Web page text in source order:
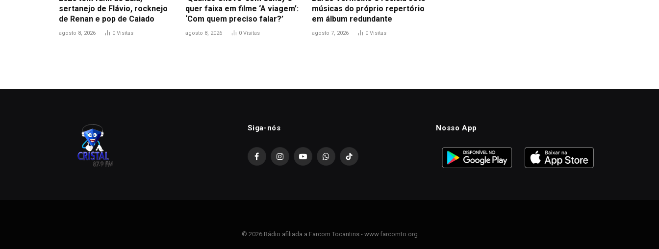
sertanejo de Flávio, rocknejo
de Renan e pop de Caiado
agosto 8, 2026 0 Visitas
quer faixa em filme ‘A viagem’:
‘Com quem preciso falar?’
agosto 8, 2026 0 Visitas
músicas do próprio repertório
em álbum redundante
agosto 7, 2026 0 Visitas
Siga-nós
FacebookInstagramYouTubeWhatsAppTikTok
Nosso App
© 2026 Rádio afiliada a Farcom Tocantins - www.farcomto.org